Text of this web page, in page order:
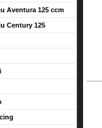
Aventura 125 ccm
Century 125